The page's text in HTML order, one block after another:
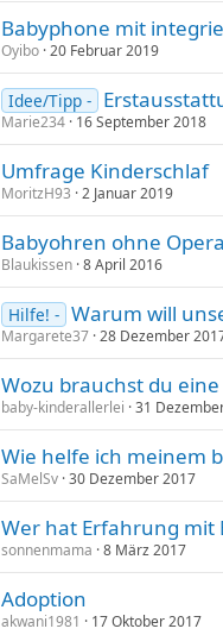
Babyphone mit
Oyibo 20 Februar 2019
Idee/Tipp -
Marie234 16 September 2018
Umfrage Kinderschlaf
MoritzH93 2 Januar 2019
Babyohren ohne
Blaukissen 8 April 2016
Hilfe! - Warum will
Margarete37 28 Dezember
Wozu brauchst du
baby-kinderallerlei 31
Wie helfe ich meinem
SaMelSv 30 Dezember 2017
Wer hat Erfahrung mit
sonnenmama 8 März 2017
Adoption
akwani1981 17 Oktober 2017